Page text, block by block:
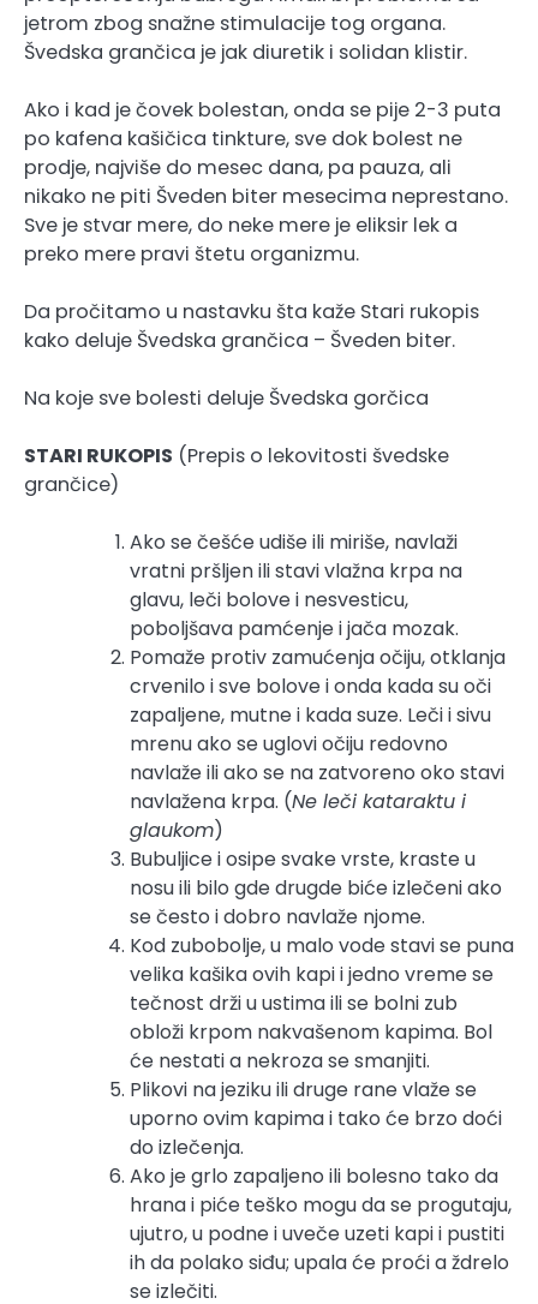
jetrom zbog snažne stimulacije tog organa.
Švedska grančica je jak diuretik i solidan klistir.
Ako i kad je čovek bolestan, onda se pije 2-3 puta
po kafena kašičica tinkture, sve dok bolest ne
prodje, najviše do mesec dana, pa pauza, ali
nikako ne piti Šveden biter mesecima neprestano.
Sve je stvar mere, do neke mere je eliksir lek a
preko mere pravi štetu organizmu.
Da pročitamo u nastavku šta kaže Stari rukopis
kako deluje Švedska grančica – Šveden biter.
Na koje sve bolesti deluje Švedska gorčica
STARI RUKOPIS (Prepis o lekovitosti švedske
grančice)
Ako se češće udiše ili miriše, navlaži
vratni pršljen ili stavi vlažna krpa na
glavu, leči bolove i nesvesticu,
poboljšava pamćenje i jača mozak.
Pomaže protiv zamućenja očiju, otklanja
crvenilo i sve bolove i onda kada su oči
zapaljene, mutne i kada suze. Leči i sivu
mrenu ako se uglovi očiju redovno
navlaže ili ako se na zatvoreno oko stavi
navlažena krpa. (Ne leči kataraktu i
glaukom)
Bubuljice i osipe svake vrste, kraste u
nosu ili bilo gde drugde biće izlečeni ako
se često i dobro navlaže njome.
Kod zubobolje, u malo vode stavi se puna
velika kašika ovih kapi i jedno vreme se
tečnost drži u ustima ili se bolni zub
obloži krpom nakvašenom kapima. Bol
će nestati a nekroza se smanjiti.
Plikovi na jeziku ili druge rane vlaže se
uporno ovim kapima i tako će brzo doći
do izlečenja.
Ako je grlo zapaljeno ili bolesno tako da
hrana i piće teško mogu da se progutaju,
ujutro, u podne i uveče uzeti kapi i pustiti
ih da polako siđu; upala će proći a ždrelo
se izlečiti.